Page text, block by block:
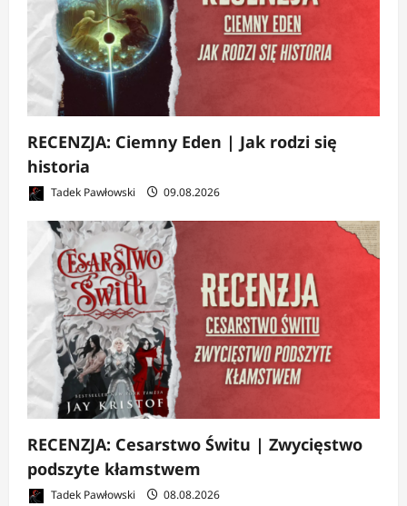
RECENZJA: Ciemny Eden | Jak rodzi się
historia
Tadek Pawłowski 09.08.2026
RECENZJA: Cesarstwo Świtu | Zwycięstwo
podszyte kłamstwem
Tadek Pawłowski 08.08.2026